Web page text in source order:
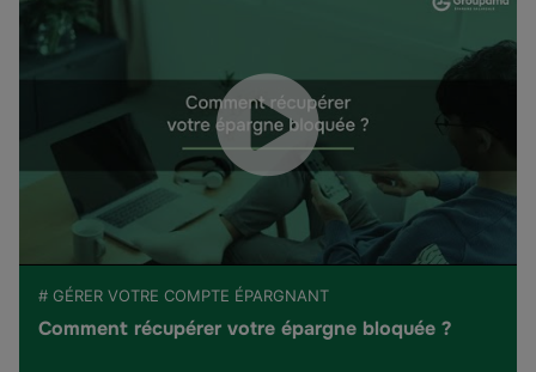
# GÉRER VOTRE COMPTE ÉPARGNANT
Comment récupérer votre épargne bloquée ?